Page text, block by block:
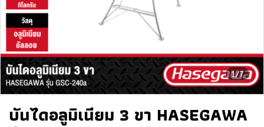
1/7
บันไดอลูมิเนียม 3 ขา HASEGAWA